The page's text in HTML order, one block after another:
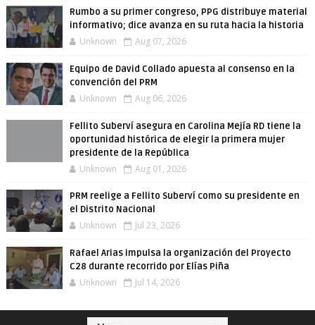
Rumbo a su primer congreso, PPG distribuye material
informativo; dice avanza en su ruta hacia la historia
Unknown Aug 07, 2026
Equipo de David Collado apuesta al consenso en la
convención del PRM
Unknown Aug 06, 2026
Fellito Suberví asegura en Carolina Mejía RD tiene la
oportunidad histórica de elegir la primera mujer
presidente de la República
Unknown Aug 01, 2026
PRM reelige a Fellito Suberví como su presidente en
el Distrito Nacional
Unknown Jul 23, 2026
Rafael Arias impulsa la organización del Proyecto
C28 durante recorrido por Elías Piña
Unknown Jul 14, 2026